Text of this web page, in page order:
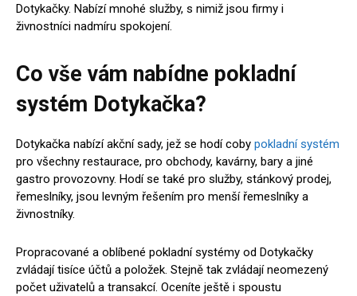
Dotykačky. Nabízí mnohé služby, s nimiž jsou firmy i
živnostníci nadmíru spokojení.
Co vše vám nabídne pokladní
systém Dotykačka?
Dotykačka nabízí akční sady, jež se hodí coby pokladní systém
pro všechny restaurace, pro obchody, kavárny, bary a jiné
gastro provozovny. Hodí se také pro služby, stánkový prodej,
řemeslníky, jsou levným řešením pro menší řemeslníky a
živnostníky.
Propracované a oblíbené pokladní systémy od Dotykačky
zvládají tisíce účtů a položek. Stejně tak zvládají neomezený
počet uživatelů a transakcí. Oceníte ještě i spoustu